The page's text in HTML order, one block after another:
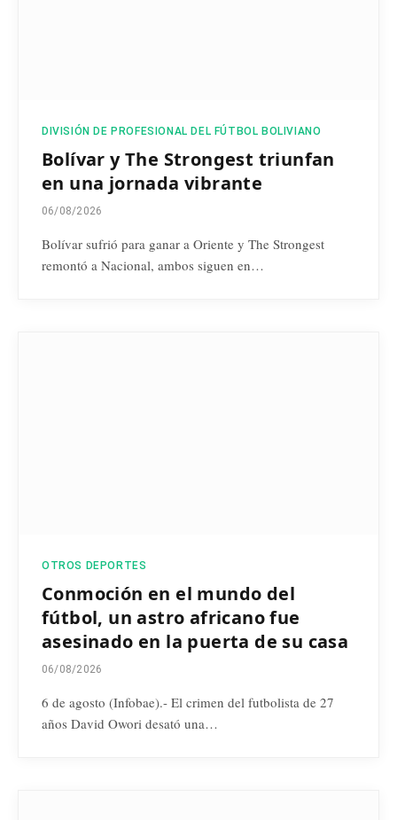
DIVISIÓN DE PROFESIONAL DEL FÚTBOL BOLIVIANO
Bolívar y The Strongest triunfan
en una jornada vibrante
06/08/2026
Bolívar sufrió para ganar a Oriente y The Strongest
remontó a Nacional, ambos siguen en…
OTROS DEPORTES
Conmoción en el mundo del
fútbol, un astro africano fue
asesinado en la puerta de su casa
06/08/2026
6 de agosto (Infobae).- El crimen del futbolista de 27
años David Owori desató una…